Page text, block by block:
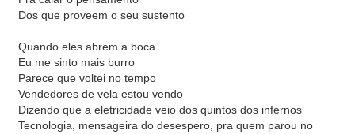
Dos que proveem o seu sustento
Quando eles abrem a boca
Eu me sinto mais burro
Parece que voltei no tempo
Vendedores de vela estou vendo
Dizendo que a eletricidade veio dos quintos dos infernos
Tecnologia, mensageira do desespero, pra quem parou no